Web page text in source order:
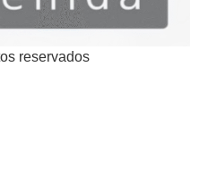
reservados